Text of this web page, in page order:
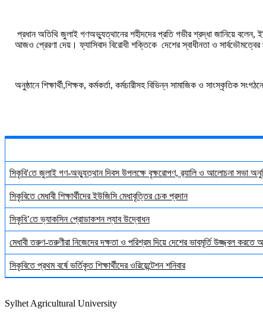
প্রধান অতিথি জুলাই গণঅভ্যুত্থানের শহীদদের প্রতি গভীর শ্রদ্ধা জানিয়ে বলেন,
আজও প্রেরণা দেয়। ফ্যাসিবাদ বিরোধী শক্তিকে দেশের স্বাধীনতা ও সার্বভৌমত্বের
অনুষ্ঠানে শিক্ষার্থী,শিক্ষক, কর্মকর্তা, কর্মচারীসহ বিভিন্ন সামাজিক ও সাংস্কৃতিক
সিকৃবি'তে জুলাই গণ-অভ্যুত্থান দিবস উপলক্ষে বৃক্ষরোপণ, র‍্যালি ও আলোচনা সভা
সিকৃবিতে মেধাবী শিক্ষার্থীদের ইউজিসি মেধাবৃত্তির চেক প্রদান
সিকৃবি’তে ভ্যাকসিন প্রোডাকশন ল্যাব উদ্বোধন
মেধাবী তরুণ-তরুণীরা নিজেদের দক্ষতা ও পরিশ্রম দিয়ে দেশের ভাবমূর্তি উজ্জ্বল
সিকৃবিতে প্রথম বর্ষে ভর্তিকৃত শিক্ষার্থীদের ওরিয়েন্টেশন শনিবার
Sylhet Agricultural University